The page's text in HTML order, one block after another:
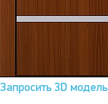
Запросить 3D модель